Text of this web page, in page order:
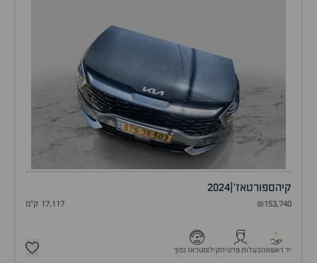
קיהספורטאז' 2024
₪153,740 17,117 ק"מ
1
יד ראשונהבעלות פרטיתקילומטראז נמוך